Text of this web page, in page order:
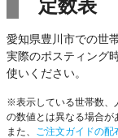
定数表
愛知県豊川市での世
実際のポスティング
使いください。
※表示している世帯数、
の数値とは異なる場合が
また、 ご注文ガイドの配